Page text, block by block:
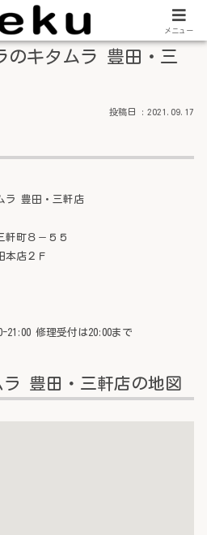
のキタムラ 豊田・三
2021.09.17
ラ 豊田・三軒店
軒町８－５５
本店２Ｆ
21:00 修理受付は20:00まで
ラ 豊田・三軒店の地図
メニュー